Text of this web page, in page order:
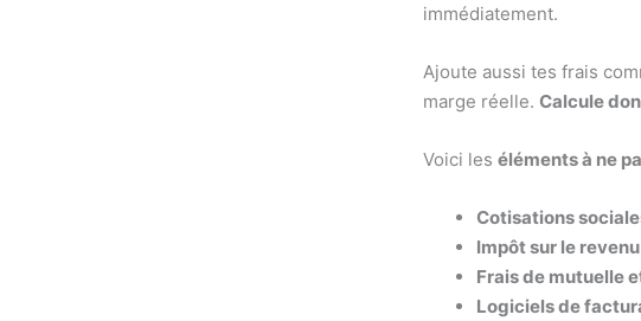
immédiatement.
Ajoute aussi tes frais
marge réelle. Calcule
Voici les éléments à ne
Cotisations
Impôt sur le revenu
Frais de mutuelle
Logiciels de